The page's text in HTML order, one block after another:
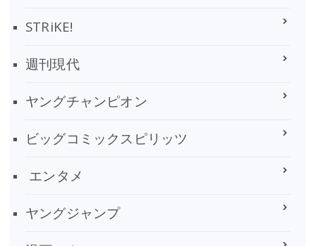
STRiKE!
週刊現代
ヤングチャンピオン
ビッグコミックスピリッツ
エンタメ
ヤングジャンプ